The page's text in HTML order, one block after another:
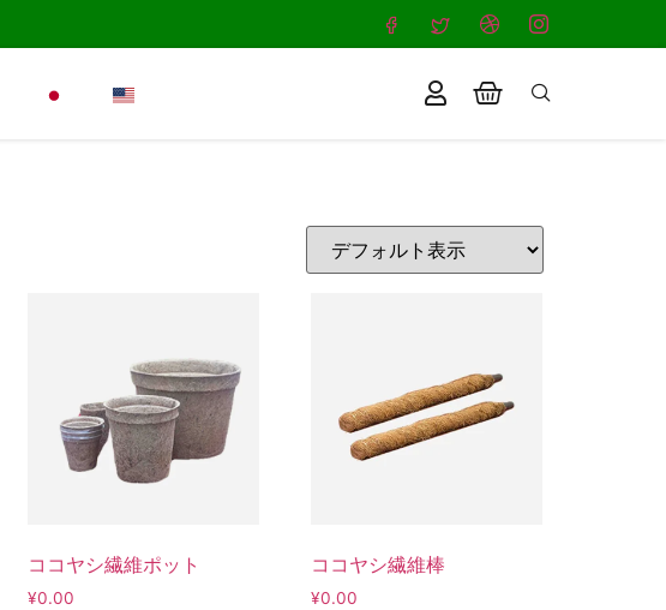
ココヤシ繊維ポット
¥0.00
ココヤシ繊維棒
¥0.00